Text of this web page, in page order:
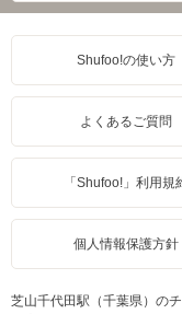
Shufoo!の使い方
よくあるご質問
「Shufoo!」利用規
個人情報保護方針
芝山千代田駅（千葉県）の